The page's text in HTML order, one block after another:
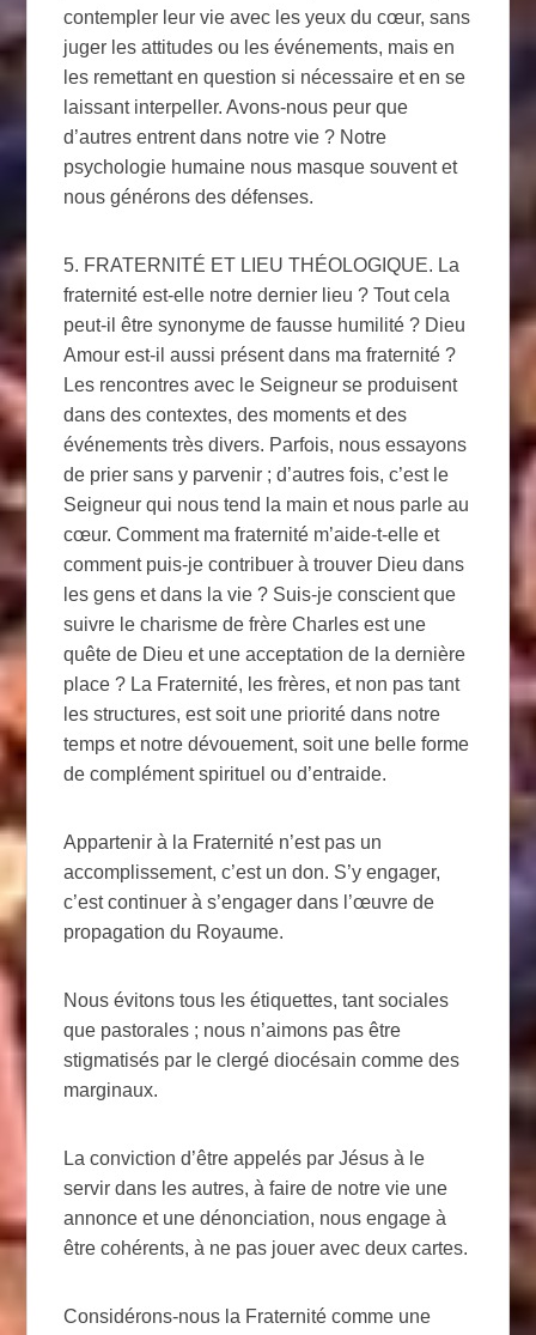
contempler leur vie avec les yeux du cœur, sans
juger les attitudes ou les événements, mais en
les remettant en question si nécessaire et en se
laissant interpeller. Avons-nous peur que
d’autres entrent dans notre vie ? Notre
psychologie humaine nous masque souvent et
nous générons des défenses.
5. FRATERNITÉ ET LIEU THÉOLOGIQUE. La
fraternité est-elle notre dernier lieu ? Tout cela
peut-il être synonyme de fausse humilité ? Dieu
Amour est-il aussi présent dans ma fraternité ?
Les rencontres avec le Seigneur se produisent
dans des contextes, des moments et des
événements très divers. Parfois, nous essayons
de prier sans y parvenir ; d’autres fois, c’est le
Seigneur qui nous tend la main et nous parle au
cœur. Comment ma fraternité m’aide-t-elle et
comment puis-je contribuer à trouver Dieu dans
les gens et dans la vie ? Suis-je conscient que
suivre le charisme de frère Charles est une
quête de Dieu et une acceptation de la dernière
place ? La Fraternité, les frères, et non pas tant
les structures, est soit une priorité dans notre
temps et notre dévouement, soit une belle forme
de complément spirituel ou d’entraide.
Appartenir à la Fraternité n’est pas un
accomplissement, c’est un don. S’y engager,
c’est continuer à s’engager dans l’œuvre de
propagation du Royaume.
Nous évitons tous les étiquettes, tant sociales
que pastorales ; nous n’aimons pas être
stigmatisés par le clergé diocésain comme des
marginaux.
La conviction d’être appelés par Jésus à le
servir dans les autres, à faire de notre vie une
annonce et une dénonciation, nous engage à
être cohérents, à ne pas jouer avec deux cartes.
Considérons-nous la Fraternité comme une